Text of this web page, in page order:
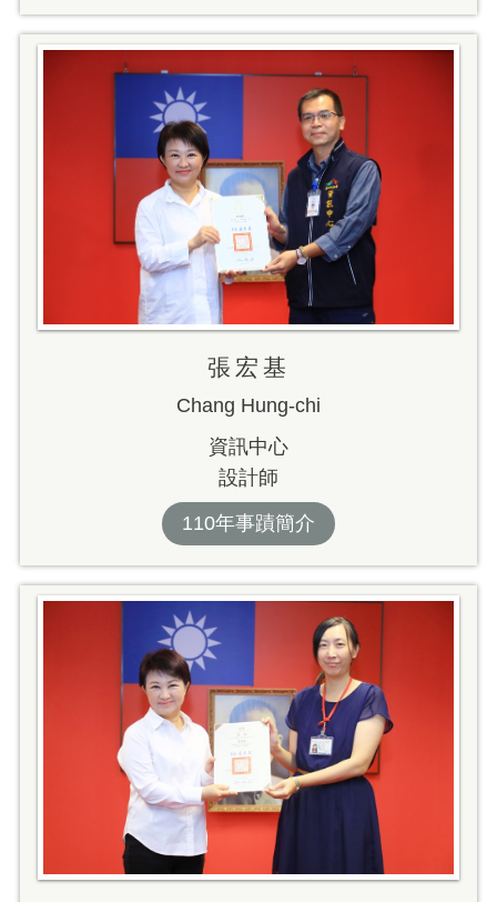
張宏基
Chang Hung-chi
資訊中心
設計師
110年事蹟簡介